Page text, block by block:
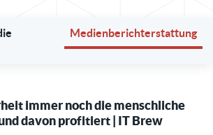
Medienberichterstattung
immer noch die menschliche
davon profitiert | IT Brew